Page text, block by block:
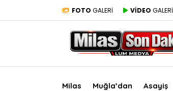
FOTO GALERİ VİDEO GALERİ
Milas Muğla’dan Asayiş